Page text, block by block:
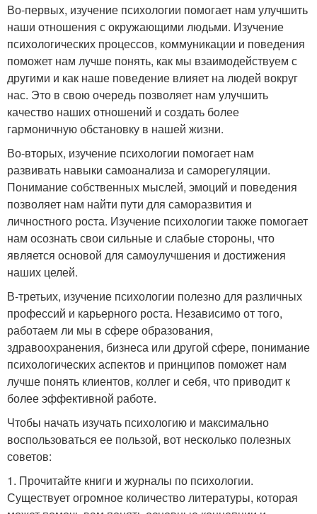
Во-первых, изучение психологии помогает нам улучшить
наши отношения с окружающими людьми. Изучение
психологических процессов, коммуникации и поведения
поможет нам лучше понять, как мы взаимодействуем с
другими и как наше поведение влияет на людей вокруг
нас. Это в свою очередь позволяет нам улучшить
качество наших отношений и создать более
гармоничную обстановку в нашей жизни.
Во-вторых, изучение психологии помогает нам
развивать навыки самоанализа и саморегуляции.
Понимание собственных мыслей, эмоций и поведения
позволяет нам найти пути для саморазвития и
личностного роста. Изучение психологии также помогает
нам осознать свои сильные и слабые стороны, что
является основой для самоулучшения и достижения
наших целей.
В-третьих, изучение психологии полезно для различных
профессий и карьерного роста. Независимо от того,
работаем ли мы в сфере образования,
здравоохранения, бизнеса или другой сфере, понимание
психологических аспектов и принципов поможет нам
лучше понять клиентов, коллег и себя, что приводит к
более эффективной работе.
Чтобы начать изучать психологию и максимально
воспользоваться ее пользой, вот несколько полезных
советов:
1. Прочитайте книги и журналы по психологии.
Существует огромное количество литературы, которая